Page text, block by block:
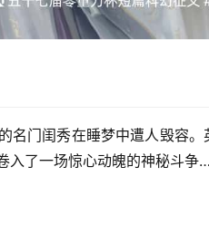
名门闺秀在睡梦中遭人毁容
入了一场惊心动魄的神秘斗争